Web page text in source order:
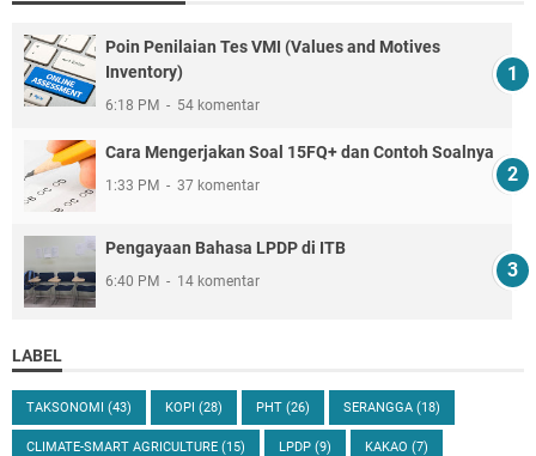
Poin Penilaian Tes VMI (Values and Motives
Inventory)
6:18 PM 54 komentar
Cara Mengerjakan Soal 15FQ+ dan Contoh Soalnya
1:33 PM 37 komentar
Pengayaan Bahasa LPDP di ITB
6:40 PM 14 komentar
LABEL
TAKSONOMI (43) KOPI (28) PHT (26) SERANGGA (18)
CLIMATE-SMART AGRICULTURE (15) LPDP (9) KAKAO (7)